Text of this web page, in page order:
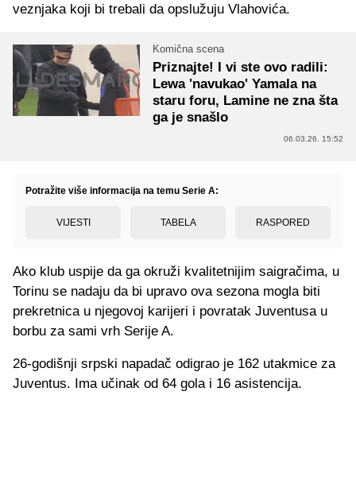
veznjaka koji bi trebali da opslužuju Vlahovića.
Komična scena
Priznajte! I vi ste ovo radili:
Lewa 'navukao' Yamala na
staru foru, Lamine ne zna šta
ga je snašlo
06.03.26. 15:52
Potražite više informacija na temu Serie A:
VIJESTI TABELA RASPORED
Ako klub uspije da ga okruži kvalitetnijim saigračima, u
Torinu se nadaju da bi upravo ova sezona mogla biti
prekretnica u njegovoj karijeri i povratak Juventusa u
borbu za sami vrh Serije A.
26-godišnji srpski napadač odigrao je 162 utakmice za
Juventus. Ima učinak od 64 gola i 16 asistencija.